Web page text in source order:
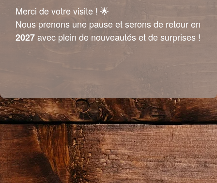
Merci de votre visite ! 🌟
Nous prenons une pause et serons de retour en
2027avec plein de nouveautés et de surprises !